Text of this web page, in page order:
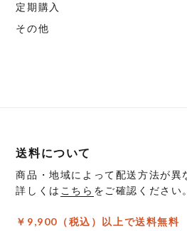
定期購入
その他
送料について
商品・地域によって配送方法が異
詳しくは こちら をご確認ください。
￥9,900（税込）以上で送料無料